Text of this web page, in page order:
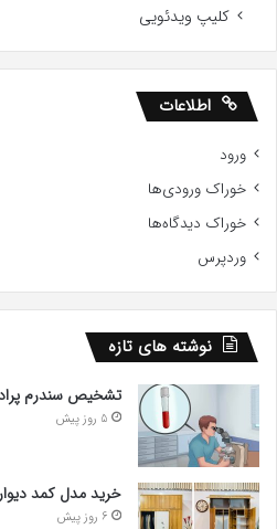
کلیپ ویدئویی
اطلاعات
ورود
خوراک ورودی‌ها
خوراک دیدگاه‌ها
وردپرس
نوشته های تازه
تشخیص سندرم
5 روز پیش
خرید مدل کمد
6 روز پیش